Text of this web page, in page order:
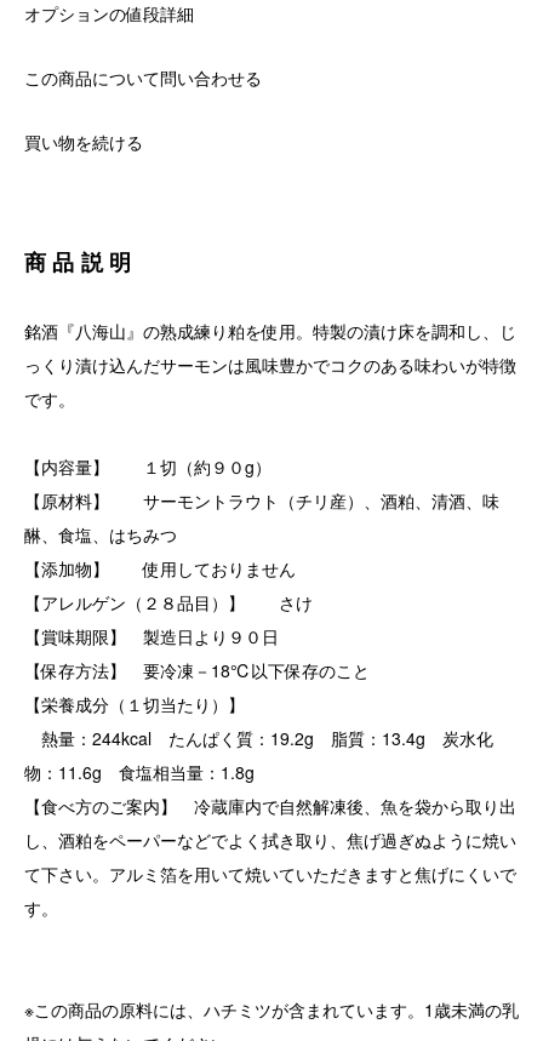
オプションの値段詳細
この商品について問い合わせる
買い物を続ける
商品説明
銘酒『八海山』の熟成練り粕を使用。特製の漬け床を調和し、じ
っくり漬け込んだサーモンは風味豊かでコクのある味わいが特徴
です。
【内容量】 １切（約９０g）
【原材料】 サーモントラウト（チリ産）、酒粕、清酒、味
醂、食塩、はちみつ
【添加物】 使用しておりません
【アレルゲン（２８品目）】 さけ
【賞味期限】 製造日より９０日
【保存方法】 要冷凍－18℃以下保存のこと
【栄養成分（１切当たり）】
熱量：244kcal たんぱく質：19.2g 脂質：13.4g 炭水化
物：11.6g 食塩相当量：1.8g
【食べ方のご案内】 冷蔵庫内で自然解凍後、魚を袋から取り出
し、酒粕をペーパーなどでよく拭き取り、焦げ過ぎぬように焼い
て下さい。アルミ箔を用いて焼いていただきますと焦げにくいで
す。
※この商品の原料には、ハチミツが含まれています。1歳未満の乳